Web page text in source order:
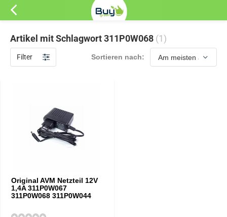
Artikel mit Schlagwort 311P0W068 (1)
Filter Sortieren nach:
Original AVM Netzteil 12V
1,4A 311P0W067
311P0W068 311P0W044